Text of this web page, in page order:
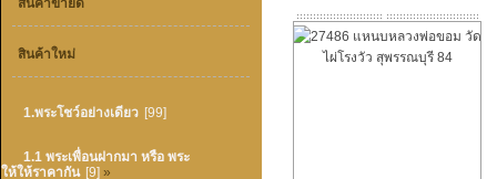
สินค้าขายดี
สินค้าใหม่
1.พระโชว์อย่างเดียว [99]
1.1 พระเพื่อนฝากมา หรือ พระ
ให้ให้ราคากัน [9] »